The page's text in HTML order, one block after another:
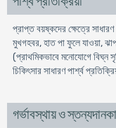
প্রাপ্ত বয়ষ্কদের ক্ষেত্রে
মুখগহবর, হাত পা ফুলে যাওয়া,
(প্রাথমিকভাবে মনোযোগে বিঘ্ন
চিকিৎসার সাধারণ পার্শ্ব
গর্ভাবস্থায় ও